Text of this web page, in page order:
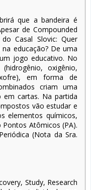
que a bandeira é
de Compounded
Casal Slovic: Quer
educação? De uma
jogo educativo. No
oxigênio,
em forma de
criam uma
em cartas. Na partida
vão estudar e
elementos químicos,
Atômicos (PA).
(Nota da Sra.
Study, Research